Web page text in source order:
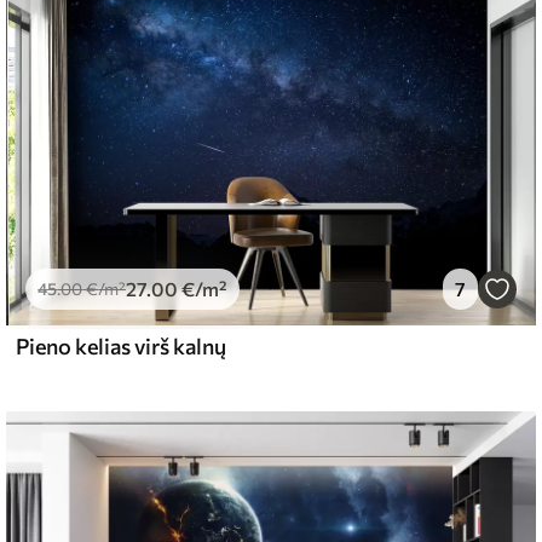
.67 /m²
and Stick
48.99€/m²
45.00€/m²27.00€/m² 7
Pieno kelias virš kalnų